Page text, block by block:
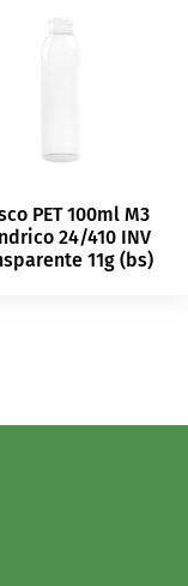
PET 100ml M3
24/410 INV
11g (bs)